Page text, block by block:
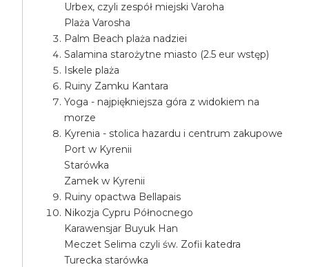
Urbex, czyli zespół miejski Varoha
Plaża Varosha
Palm Beach plaża nadziei
Salamina starożytne miasto (2.5 eur wstęp)
Iskele plaża
Ruiny Zamku Kantara
Yoga - najpiękniejsza góra z widokiem na
morze
Kyrenia - stolica hazardu i centrum zakupowe
Port w Kyrenii
Starówka
Zamek w Kyrenii
Ruiny opactwa Bellapais
Nikozja Cypru Północnego
Karawensjar Buyuk Han
Meczet Selima czyli św. Zofii katedra
Turecka starówka